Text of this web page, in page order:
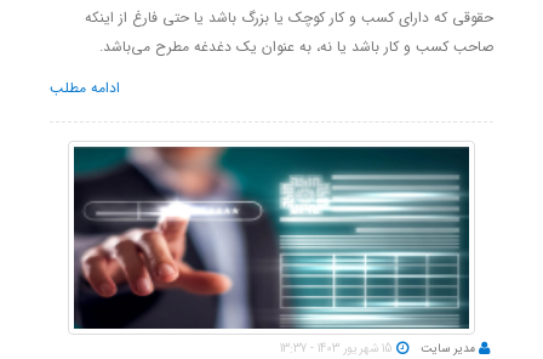
حقوقی که دارای کسب و کار کوچک یا بزرگ باشد یا حتی فارغ از اینکه
صاحب کسب و کار باشد یا نه، به عنوان یک دغدغه‌ مطرح می‌باشد.
ادامه مطلب
مدیر سایت 15 شهریور 1403 - 13:37